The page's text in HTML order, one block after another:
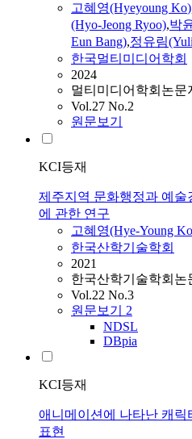
고혜영(Hyeyoung Ko)
(Hyo-Jeong Ryoo),박
Eun Bang),정유림
한국멀티미디어학회
2024
멀티미디어학회논문
Vol.27 No.2
원문보기
KCI등재
제주지역 문화행정과 예
에 관한 연구
고혜영(Hye-Young Ko
한국산학기술학회
2021
한국산학기술학회논
Vol.22 No.3
원문보기 2
NDSL
DBpia
KCI등재
애니메이션에 나타난 캐릭
표현